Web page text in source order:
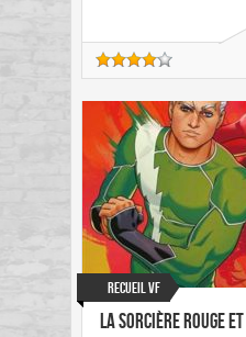
Recueil VF
La Sorcière Rouge